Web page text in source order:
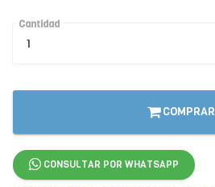
Cantidad
COMPRAR
CONSULTAR POR WHATSAPP